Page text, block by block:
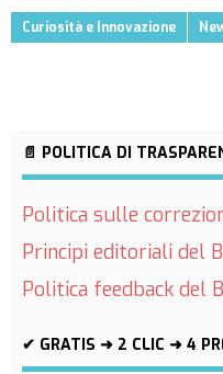
Curiosità e Innovazione
📄 POLITICA DI
Politica sulle
Principi editoriali del
Politica feedback del
✔ GRATIS ➜ 2 CLIC ➜ 4